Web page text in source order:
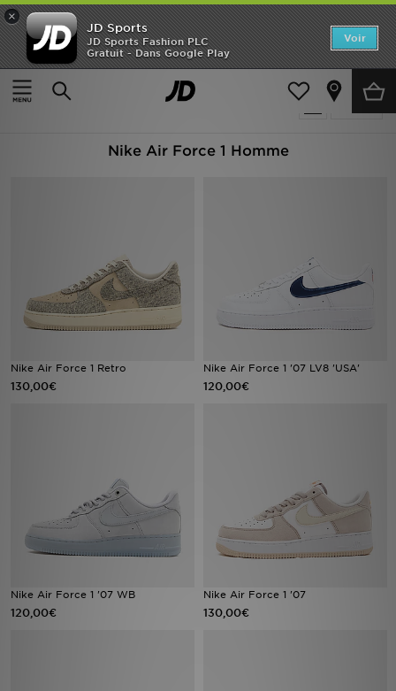
×
JD Sports
JD Sports Fashion PLC
Gratuit - Dans Google Play
Voir
Accueil
Homme
Produits 51
Nike Air Force 1 Homme
Nike Air Force 1 Retro
130,00€
Nike Air Force 1 '07 LV8 'USA'
120,00€
Nike Air Force 1 '07 WB
120,00€
Nike Air Force 1 '07
130,00€
Accueil
Nouveautés
Football
PROMOS
Suivre Ma Commande
Service client
Nos Magasins
Télécharge l'Appli